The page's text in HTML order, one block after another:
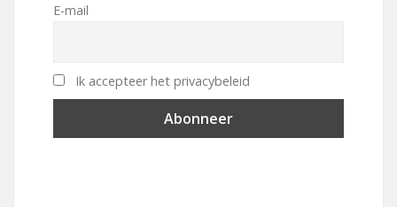
E-mail
Ik accepteer het privacybeleid